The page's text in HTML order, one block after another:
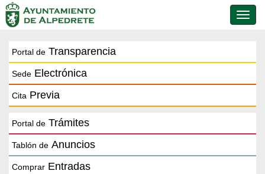
de
Portal de Transparencia
Sede Electrónica
Cita Previa
Portal de Trámites
Tablón de Anuncios
Comprar Entradas